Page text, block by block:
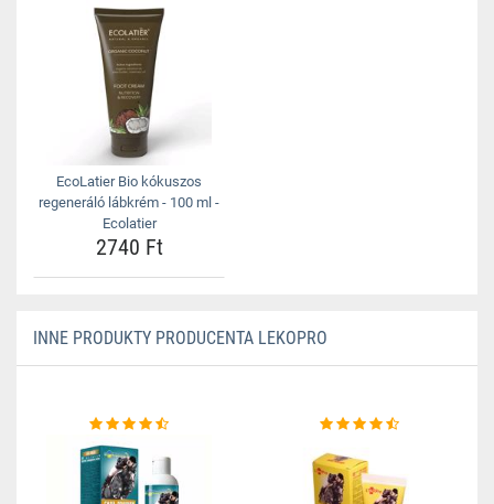
EcoLatier Bio kókuszos
regeneráló lábkrém - 100 ml -
Ecolatier
2740 Ft
INNE PRODUKTY PRODUCENTA LEKOPRO